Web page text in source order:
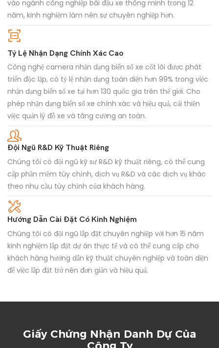
vào ngành công nghiệp bãi đậu xe thông minh trong 12
năm, kinh nghiệm làm nên sự chuyên nghiệp hơn.
Tỷ Lệ Nhận Dạng Chính Xác Cao
Công nghệ camera nhận dạng biển số xe cốt lõi được phát
triển độc lập, có tỷ lệ nhận dạng toàn diện hơn 99% trong việc
nhận dạng biển số xe tại hơn 130 quốc gia trên thế giới. Cho
phép nhận dạng biển số xe chính xác và hiệu quả, cải thiện
việc quản lý đỗ xe và tăng cường an toàn.
Đội Ngũ R&D Kỹ Thuật Riêng
Chúng tôi có đội ngũ kỹ sư R&D kỹ thuật riêng, có thể cung
cấp phần mềm tùy chỉnh, dịch vụ R&D và các dịch vụ khác
theo nhu cầu tùy chỉnh của khách hàng.
Hướng Dẫn Cài Đặt Có Kinh Nghiệm
Chúng tôi có đội ngũ lắp đặt chuyên nghiệp với hơn 15 năm
kinh nghiệm lắp đặt dự án thực tế và có thể cung cấp cho
khách hàng hướng dẫn kỹ thuật chuyên nghiệp và toàn diện
để việc lắp đặt trở nên đơn giản và hiệu quả.
Giấy Chứng Nhận Danh Dự Của